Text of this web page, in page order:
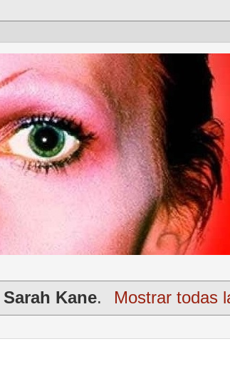
Sarah Kane. Mostrar todas